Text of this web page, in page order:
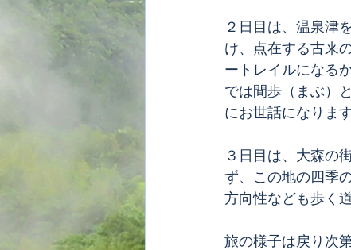
２日目は、温泉津
け、点在する古来
ートレイルになる
では間歩（まぶ）
にお世話になります
３日目は、大森の
ず、この地の四季
方向性なども歩く
旅の様子は戻り次